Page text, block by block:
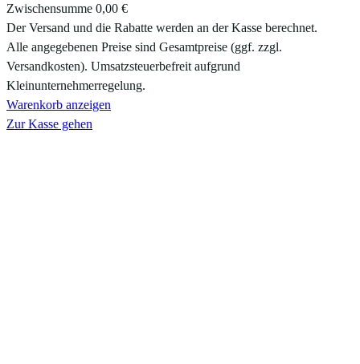
Produkte
im
Warenkorb
Zwischensumme 0,00 €
Der Versand und die Rabatte werden an der Kasse berechnet.
Alle angegebenen Preise sind Gesamtpreise (ggf. zzgl.
Versandkosten). Umsatzsteuerbefreit aufgrund
Kleinunternehmerregelung.
Warenkorb anzeigen
Zur Kasse gehen